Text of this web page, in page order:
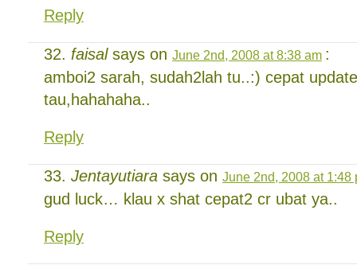
Reply
faisalsays on June 2nd, 2008 at 8:38 am :
amboi2 sarah, sudah2lah tu..:) cepat
tau,hahahaha..
Reply
Jentayutiara says on June 2nd, 2008 at 1:48
gud luck… klau x shat cepat2 cr ubat ya..
Reply